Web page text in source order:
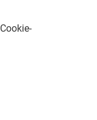
Cookie-